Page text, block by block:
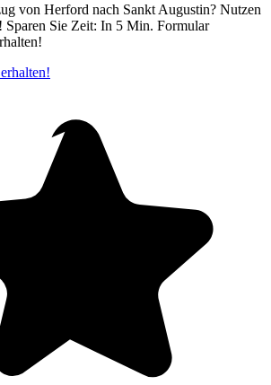
von Herford nach Sankt Augustin? Nutzen
Sparen Sie Zeit: In 5 Min. Formular